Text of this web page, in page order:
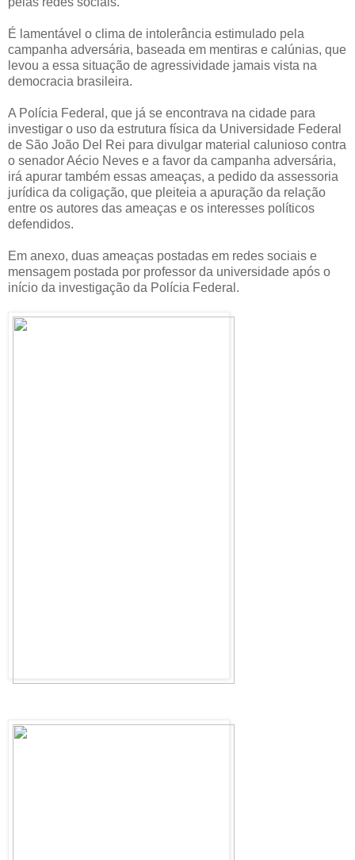
É lamentável o clima de intolerância estimulado pela
campanha adversária, baseada em mentiras e calúnias, que
levou a essa situação de agressividade jamais vista na
democracia brasileira.
A Polícia Federal, que já se encontrava na cidade para
investigar o uso da estrutura física da Universidade Federal
de São João Del Rei para divulgar material calunioso contra
o senador Aécio Neves e a favor da campanha adversária,
irá apurar também essas ameaças, a pedido da assessoria
jurídica da coligação, que pleiteia a apuração da relação
entre os autores das ameaças e os interesses políticos
defendidos.
Em anexo, duas ameaças postadas em redes sociais e
mensagem postada por professor da universidade após o
início da investigação da Polícia Federal.